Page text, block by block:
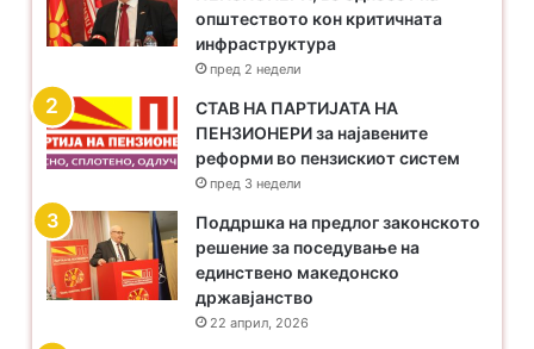
општеството кон критичната
инфраструктура
пред 2 недели
​СТАВ НА ПАРТИЈАТА НА
ПЕНЗИОНЕРИ за најавените
реформи во пензискиот систем
пред 3 недели
Поддршка на предлог законското
решение за поседување на
единствено македонско
државјанство
22 април, 2026